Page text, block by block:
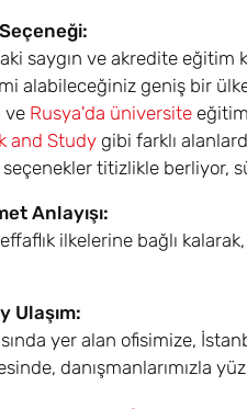
saygın ve akredite eğitim
alabileceğiniz geniş bir
ve Rusya'da üniversite
and Study gibi farklı
titizlikle berliyor,
Anlayışı:
ilkelerine bağlı
Ulaşım:
yer alan ofisimize,
danışmanlarımızla